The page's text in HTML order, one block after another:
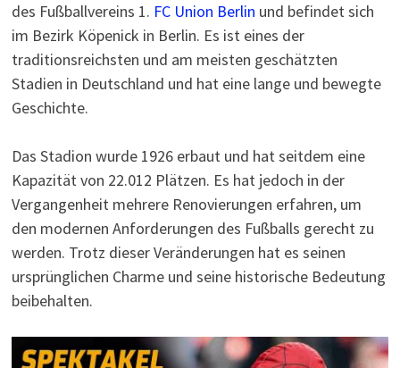
des Fußballvereins 1. FC Union Berlin und befindet sich
im Bezirk Köpenick in Berlin. Es ist eines der
traditionsreichsten und am meisten geschätzten
Stadien in Deutschland und hat eine lange und bewegte
Geschichte.
Das Stadion wurde 1926 erbaut und hat seitdem eine
Kapazität von 22.012 Plätzen. Es hat jedoch in der
Vergangenheit mehrere Renovierungen erfahren, um
den modernen Anforderungen des Fußballs gerecht zu
werden. Trotz dieser Veränderungen hat es seinen
ursprünglichen Charme und seine historische Bedeutung
beibehalten.